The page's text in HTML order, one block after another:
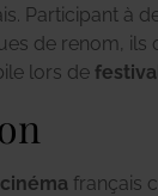
Participant à
de renom, ils
lors de
cinéma français